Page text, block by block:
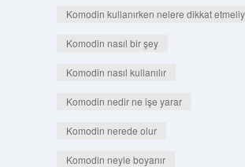
Komodin kullanırken nelere dikkat
Komodin nasıl bir şey
Komodin nasıl kullanılır
Komodin nedir ne işe yarar
Komodin nerede olur
Komodin neyle boyanır